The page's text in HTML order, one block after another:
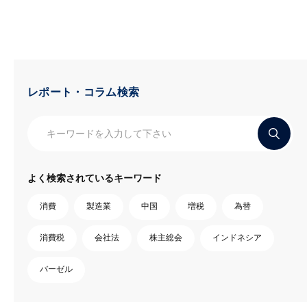
レポート・コラム検索
よく検索されているキーワード
消費 製造業 中国 増税 為替
消費税 会社法 株主総会 インドネシア
バーゼル